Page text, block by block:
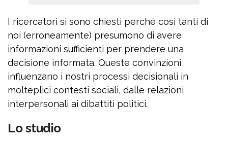
I ricercatori si sono chiesti perché così tanti di
noi (erroneamente) presumono di avere
informazioni sufficienti per prendere una
decisione informata. Queste convinzioni
influenzano i nostri processi decisionali in
molteplici contesti sociali, dalle relazioni
interpersonali ai dibattiti politici.
Lo studio